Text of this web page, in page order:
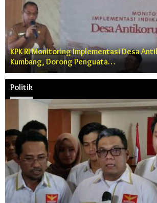
KPK RI Monitoring Implementasi Desa
Kumbang, Dorong Penguata…
Politik